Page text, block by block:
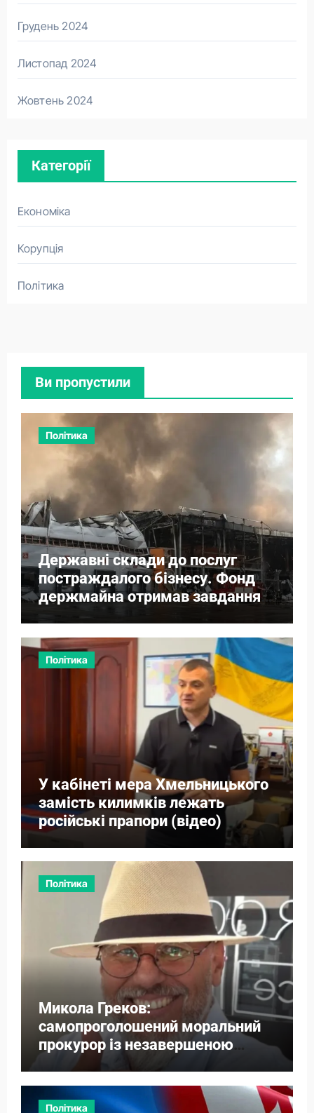
Грудень 2024
Листопад 2024
Жовтень 2024
Категорії
Економіка
Корупція
Політика
Ви пропустили
Політика
Державні склади до послуг
постраждалого бізнесу. Фонд
держмайна отримав завдання
від прем’єра
Політика
У кабінеті мера Хмельницького
замість килимків лежать
російські прапори (відео)
Політика
Микола Греков:
самопроголошений моральний
прокурор із незавершеною
власною справою
Політика